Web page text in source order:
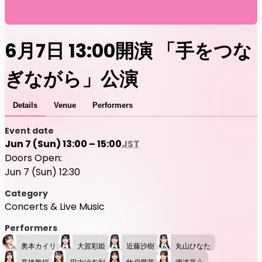
6月7日 13:00開演 「手をつな
ぎながら」公演
Details Venue Performers
Event date
Jun 7 (Sun) 13:00 – 15:00JST
Doors Open:
Jun 7 (Sun) 12:30
Category
Concerts & Live Music
Performers
奥本カイリ 大賀彩姫 近藤沙樹
丸山ひなた